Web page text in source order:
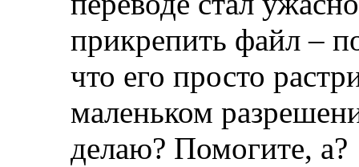
прикрепить файл –
что его просто
маленьком
делаю? Помогите, а?